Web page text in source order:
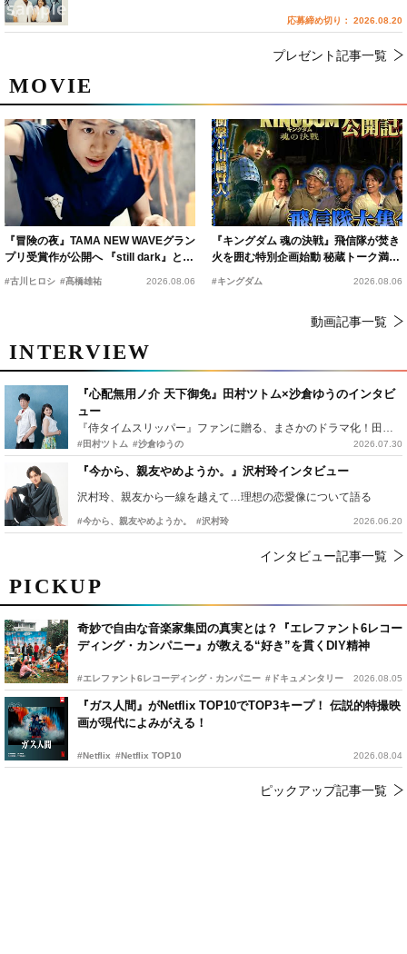
PICKUP
奇妙で自由な音楽家集団の真実とは？『エレファント6レコー
ディング・カンパニー』が教える“好き”を貫くDIY精神
#エレファント6レコーディング・カンパニー #ドキュメンタリー 2026.08.05
『ガス人間』がNetflix TOP10でTOP3キープ！ 伝説的特撮映
画が現代によみがえる！
#Netflix #Netflix TOP10 2026.08.04
ピックアップ記事一覧
MOVIE
『冒険の夜』TAMA NEW WAVEグラン
プリ受賞作が公開へ 『still dark』と同
時上映決定
#古川ヒロシ #髙橋雄祐 2026.08.06
『キングダム 魂の決戦』飛信隊が焚き
火を囲む特別企画始動 秘蔵トーク満載
の“キングダムキャンプ”開催
#キングダム 2026.08.06
動画記事一覧
INTERVIEW
『心配無用ノ介 天下御免』田村ツトム×沙倉ゆうのインタビ
ュー
『侍タイムスリッパー』ファンに贈る、まさかのドラマ化！田村ツトム×沙倉ゆうのが語る『心配無用ノ介』撮影秘話
#田村ツトム #沙倉ゆうの 2026.07.30
『今から、親友やめようか。』沢村玲インタビュー
沢村玲、親友から一線を越えて…理想の恋愛像について語る
#今から、親友やめようか。 #沢村玲 2026.06.20
インタビュー記事一覧
応募締め切り： 2026.08.20
プレゼント記事一覧